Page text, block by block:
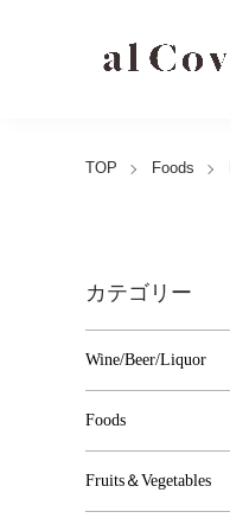
TOP Foods
カテゴリー
Wine/Beer/Liquor
Foods
Fruits＆Vegetables